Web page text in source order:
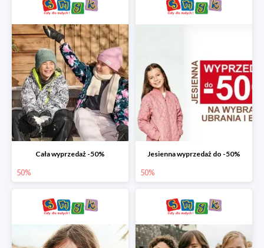
Cała wyprzedaż -50%
50%
Jesienna wyprzedaż do -50%
50%